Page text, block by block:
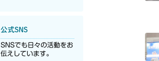
公式SNS
SNSでも日々の活動をお
伝えしています。